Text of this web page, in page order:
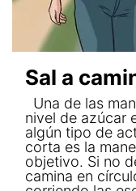
Sal a
Una de las
nivel de azúcar
algún tipo de
corta es la
objetivo. Si no
camina en